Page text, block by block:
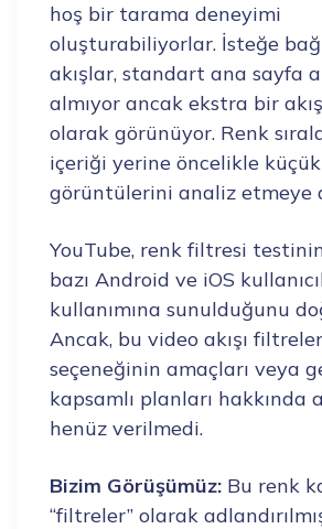
hoş bir tarama deneyimi
oluşturabiliyorlar. İsteğe
akışlar, standart ana sayfa
almıyor ancak ekstra bir
olarak görünüyor. Renk
içeriği yerine öncelikle
görüntülerini analiz etmeye
YouTube, renk filtresi
bazı Android ve iOS
kullanımına sunulduğunu
Ancak, bu video akışı
seçeneğinin amaçları veya
kapsamlı planları hakkında
henüz verilmedi.
Bizim Görüşümüz: Bu renk
“filtreler” olarak